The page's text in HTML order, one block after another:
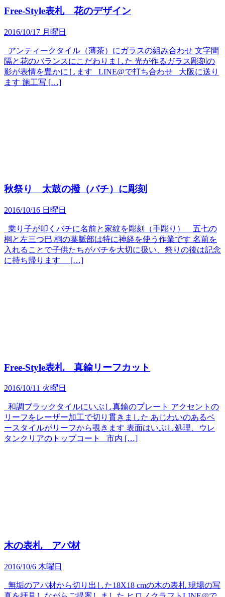
Free-Style表札 花のデザイン
2016/10/17 月曜日
アンティークタイル（薄茶）にガラスの組み合わせ 文字間
隔と花のバランスにこだわりました 光が作るガラス彫刻の
影が表情を豊かにします LINE@で打ち合わせ 大阪に送り
ます 施工写 […]
秋祭り 太鼓の撥（バチ）に彫刻
2016/10/16 日曜日
乗り子が叩くバチに名前と家紋を彫刻（手彫り） 五七の
桐と左三つ巴 桐の葉脈部は特に神経を使う作業です 名前を
入れることで子供たちがバチを大切に扱い、祭りの後は記念
に持ち帰ります […]
Free-Style表札 真鍮リーフカット
2016/10/11 火曜日
和調ブラックタイルにいぶし真鍮のプレート アクセントの
リーフをレーザー加工で切り貫きました あじわいのあるベ
ースタイルがリーフから覗きます 表面はいぶし処理、ウレ
タンクリアのトップコート 市内 […]
木の表札 アパ材
2016/10/6 木曜日
無垢のアパ材から切り出した18X18 cmの木の表札 現場の写